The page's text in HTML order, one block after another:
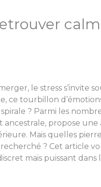
le stress s’invite
ce tourbillon
? Parmi les
propose une
Mais quelles
? Cet article
mais puissant dans